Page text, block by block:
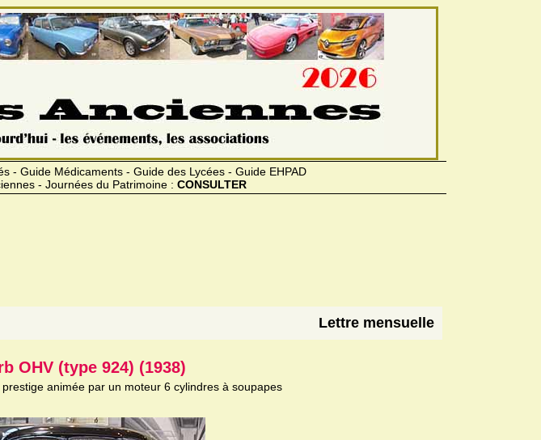
- Guide Médicaments - Guide des Lycées - Guide EHPAD
- Journées du Patrimoine : CONSULTER
Lettre mensuelle
OHV (type 924) (1938)
animée par un moteur 6 cylindres à soupapes